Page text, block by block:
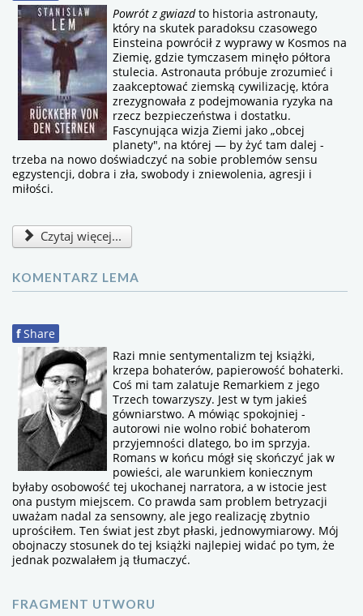
Powrót z gwiazdto historia astronauty,
który na skutek paradoksu czasowego
Einsteina powrócił z wyprawy w Kosmos na
Ziemię, gdzie tymczasem minęło półtora
stulecia. Astronauta próbuje zrozumieć i
zaakceptować ziemską cywilizację, która
zrezygnowała z podejmowania ryzyka na
rzecz bezpieczeństwa i dostatku.
Fascynująca wizja Ziemi jako „obcej
planety", na której — by żyć tam dalej -
trzeba na nowo doświadczyć na sobie problemów sensu
egzystencji, dobra i zła, swobody i zniewolenia, agresji i
miłości.
Czytaj więcej...
KOMENTARZ LEMA
f Share
Razi mnie sentymentalizm tej książki,
krzepa bohaterów, papierowość bohaterki.
Coś mi tam zalatuje Remarkiem z jego
Trzech towarzyszy. Jest w tym jakieś
gówniarstwo. A mówiąc spokojniej -
autorowi nie wolno robić bohaterom
przyjemności dlatego, bo im sprzyja.
Romans w końcu mógł się skończyć jak w
powieści, ale warunkiem koniecznym
byłaby osobowość tej ukochanej narratora, a w istocie jest
ona pustym miejscem. Co prawda sam problem betryzacji
uważam nadal za sensowny, ale jego realizację zbytnio
uprościłem. Ten świat jest zbyt płaski, jednowymiarowy. Mój
obojnaczy stosunek do tej książki najlepiej widać po tym, że
jednak pozwalałem ją tłumaczyć.
FRAGMENT UTWORU